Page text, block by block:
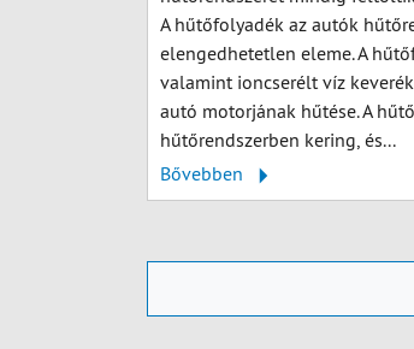
A hűtőfolyadék az autók
elengedhetetlen eleme. A
valamint ioncserélt víz
autó motorjának hűtése. A
hűtőrendszerben kering, és...
Bővebben